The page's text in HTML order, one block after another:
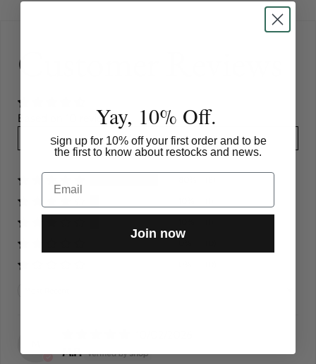
Customer Reviews
Based on 10 reviews
Write a review
M.P.
Yay, 10% Off.
Sign up for 10% off your first order and to be
the first to know about restocks and news.
Email
Join now